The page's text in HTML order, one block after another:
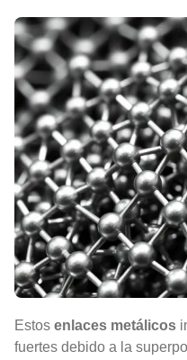
Estos enlaces metálicos
fuertes debido a la